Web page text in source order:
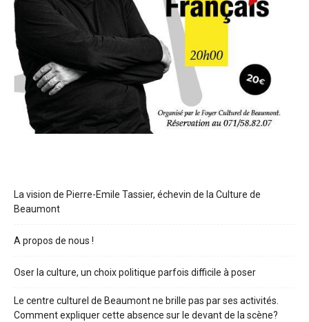
La vision de Pierre-Emile Tassier, échevin de la Culture de
Beaumont
A propos de nous !
Oser la culture, un choix politique parfois difficile à poser
Le centre culturel de Beaumont ne brille pas par ses activités.
Comment expliquer cette absence sur le devant de la scène?